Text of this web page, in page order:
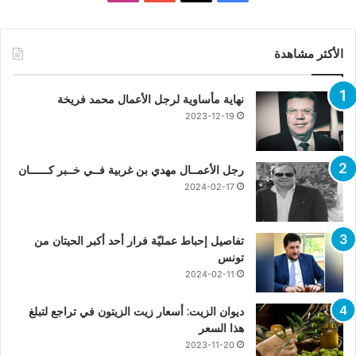
الأكثر مشاهدة
نهاية مأساوية لرجل الأعمال محمد فريخة
2023-12-19
رجل الأعمــال مهدي بن غربية فــي خــبر كــــــان
2024-02-17
تفاصيل إحباط عمليّة فرار أحد أكبر الحيتان من
تونس
2024-02-11
ديوان الزيت: أسعار زيت الزيتون في تراجع لتبلغ
هذا السعر
2023-11-20